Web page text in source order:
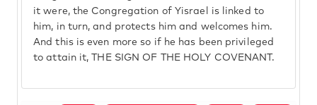
it were, the Congregation of Yisrael is linked to
him, in turn, and protects him and welcomes him.
And this is even more so if he has been privileged
to attain it, THE SIGN OF THE HOLY COVENANT.